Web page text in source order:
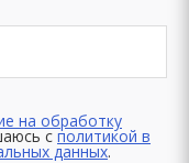
на обработку
сполитикой в
данных.